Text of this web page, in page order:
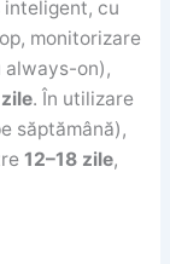
inteligent, cu
monitorizare
always-on),
. În utilizare
săptămână),
12–18 zile,